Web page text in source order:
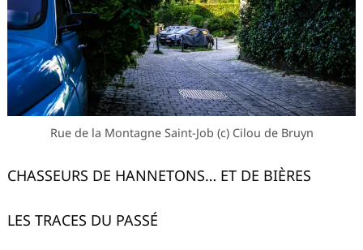
Rue de la Montagne Saint-Job (c) Cilou de Bruyn
CHASSEURS DE HANNETONS… ET DE BIÈRES
LES TRACES DU PASSÉ